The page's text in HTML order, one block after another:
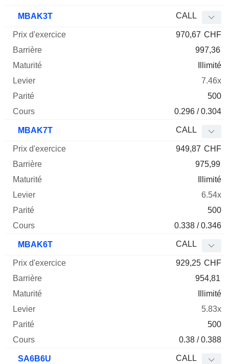
MBAK3T CALL
970,67 CHF
997,36
Illimité
7.46x
500
0.296 / 0.304
MBAK7T CALL
949,87 CHF
975,99
Illimité
6.54x
500
0.338 / 0.346
MBAK6T CALL
929,25 CHF
954,81
Illimité
5.83x
500
0.38 / 0.388
SA6B6U CALL